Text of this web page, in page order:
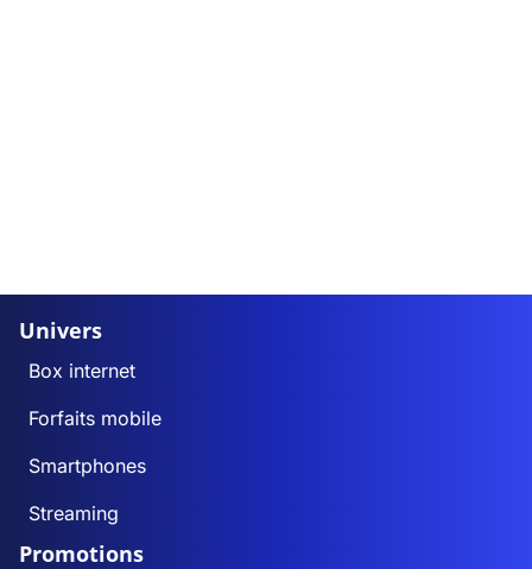
Univers
Box internet
Forfaits mobile
Smartphones
Streaming
Promotions